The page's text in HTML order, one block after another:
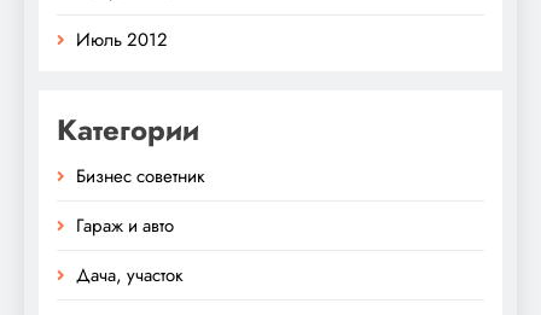
Июль 2012
Категории
Бизнес советник
Гараж и авто
Дача, участок